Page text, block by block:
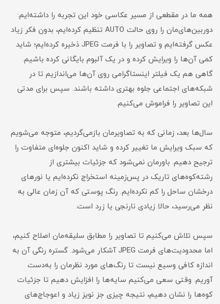
همه ما در مقطعی از مسیر عکاسی خود این تجربه را داشته‌ایم:
دوربین‌های‌مان را روی حالت AUTO تنظیم کرده‌ایم، بدون فکر زیاد
عکس گرفته‌ایم و تصاویر را با فرمت JPEG ذخیره کرده‌ایم؛ شاید
کمی آن‌ها را ویرایش کرده و در یک آلبوم بایگانی کرده باشیم.
گاهی هم یک فیلتر اینستاگرامی روی آن‌ها می‌اندازیم تا در
شبکه‌های اجتماعی جلوه بهتری داشته باشند. سپس برای مدتی
این تصاویر را فراموش می‌کنیم.
سال‌ها بعد، زمانی که به تصاویرمان بازمی‌گردیم، متوجه می‌شویم
که سبک ویرایش ما تغییر کرده و شاید اکنون جلوه‌ای متفاوت را
ترجیح دهیم. باورمان نمی‌شود که جزئیات بیشتری از
رشته‌کوه‌های تاریک در پس‌زمینه استخراج نکرده‌ایم یا نورهای
درخشان ساحل را کم نکرده‌ایم. رنگ پوستی که آن زمان عالی به
نظر می‌رسید، حالا زیادی نارنجی یا زرد است.
سپس تلاش می‌کنیم تا تصاویر را مطابق سلیقه‌مان اصلاح کنیم،
اما محدودیت‌های فرمت JPEG آشکار می‌شود. گستره رنگی آن به
اندازه کافی وسیع نیست تا رنگ‌های مورد نظرمان را به‌دست
آوریم. وقتی سعی می‌کنیم سایه‌ها را افزایش دهیم تا جزئیات
کوه‌ها را نشان دهیم، نتیجه چیزی جز نویز زیاد و اعوجاج‌های